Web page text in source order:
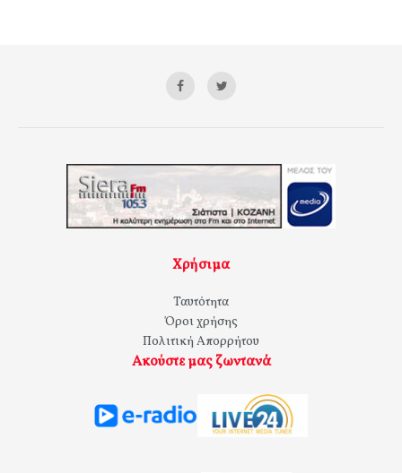
Χρήσιμα
Ταυτότητα
Όροι χρήσης
Πολιτική Απορρήτου
Ακούστε μας ζωντανά